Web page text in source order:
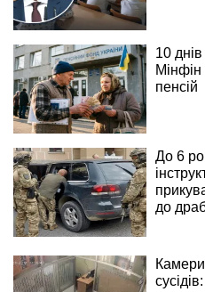
10
Мінфін
пенсій
До 6
до
Камери